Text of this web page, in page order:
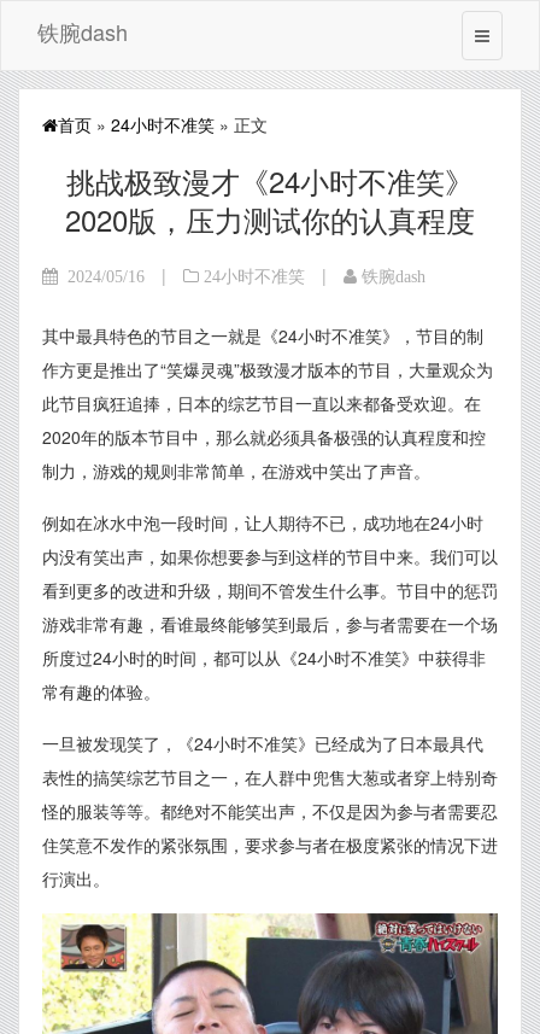
铁腕dash
首页 » 24小时不准笑 » 正文
挑战极致漫才《24小时不准笑》
2020版，压力测试你的认真程度
2024/05/16 | 24小时不准笑 | 铁腕dash
其中最具特色的节目之一就是《24小时不准笑》，节目的制
作方更是推出了“笑爆灵魂”极致漫才版本的节目，大量观众为
此节目疯狂追捧，日本的综艺节目一直以来都备受欢迎。在
2020年的版本节目中，那么就必须具备极强的认真程度和控
制力，游戏的规则非常简单，在游戏中笑出了声音。
例如在冰水中泡一段时间，让人期待不已，成功地在24小时
内没有笑出声，如果你想要参与到这样的节目中来。我们可以
看到更多的改进和升级，期间不管发生什么事。节目中的惩罚
游戏非常有趣，看谁最终能够笑到最后，参与者需要在一个场
所度过24小时的时间，都可以从《24小时不准笑》中获得非
常有趣的体验。
一旦被发现笑了，《24小时不准笑》已经成为了日本最具代
表性的搞笑综艺节目之一，在人群中兜售大葱或者穿上特别奇
怪的服装等等。都绝对不能笑出声，不仅是因为参与者需要忍
住笑意不发作的紧张氛围，要求参与者在极度紧张的情况下进
行演出。